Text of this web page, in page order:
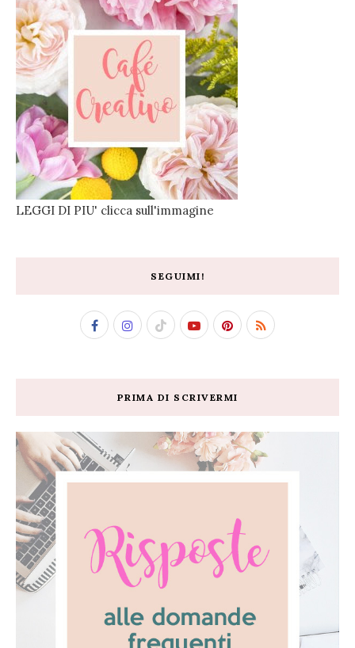
LEGGI DI PIU' clicca sull'immagine
SEGUIMI!
PRIMA DI SCRIVERMI